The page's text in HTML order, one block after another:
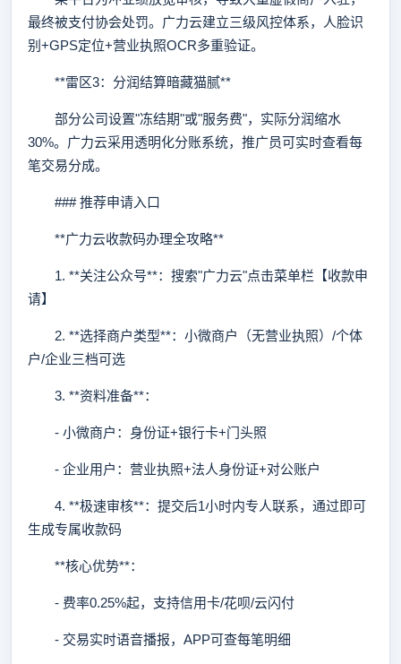
最终被支付协会处罚。广力云建立三级风控体系，人脸识
别+GPS定位+营业执照OCR多重验证。
**雷区3：分润结算暗藏猫腻**
部分公司设置"冻结期"或"服务费"，实际分润缩水
30%。广力云采用透明化分账系统，推广员可实时查看每
笔交易分成。
### 推荐申请入口
**广力云收款码办理全攻略**
1. **关注公众号**：搜索"广力云"点击菜单栏【收款申
请】
2. **选择商户类型**：小微商户（无营业执照）/个体
户/企业三档可选
3. **资料准备**：
- 小微商户：身份证+银行卡+门头照
- 企业用户：营业执照+法人身份证+对公账户
4. **极速审核**：提交后1小时内专人联系，通过即可
生成专属收款码
**核心优势**：
- 费率0.25%起，支持信用卡/花呗/云闪付
- 交易实时语音播报，APP可查每笔明细